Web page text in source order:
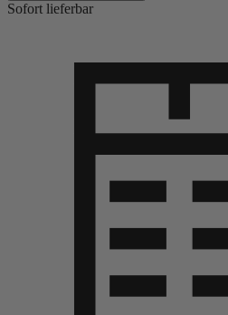
Sofort lieferbar